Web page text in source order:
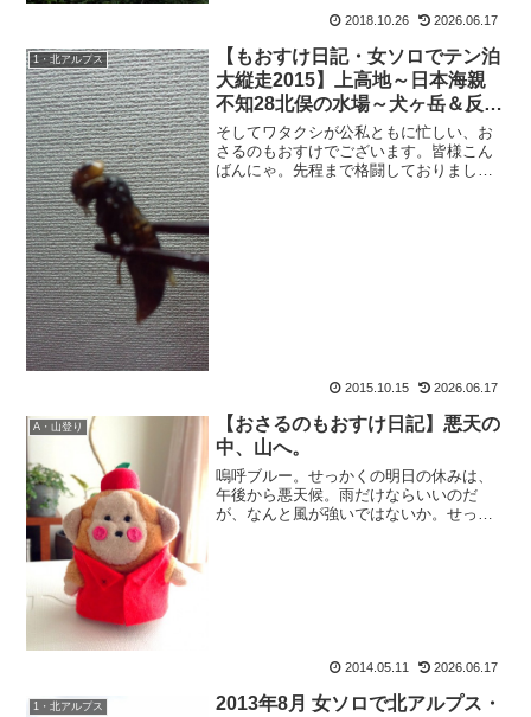
2018.10.26 2026.06.17
1・北アルプス
【もおすけ日記・女ソロでテン泊
大縦走2015】上高地～日本海親
不知28北俣の水場～犬ヶ岳＆反響
の多いアイテム3点
そしてワタクシが公私ともに忙しい、お
さるのもおすけでございます。皆様こん
ばんにゃ。先程まで格闘しておりまし
2015.10.15 2026.06.17
A・山登り
【おさるのもおすけ日記】悪天の
中、山へ。
嗚呼ブルー。せっかくの明日の休みは、
午後から悪天候。雨だけならいいのだ
が、なんと風が強いではないか。せっか
2014.05.11 2026.06.17
1・北アルプス
2013年8月 女ソロで北アルプス・